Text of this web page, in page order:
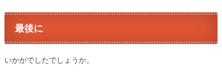
最後に
いかがでしたでしょうか。